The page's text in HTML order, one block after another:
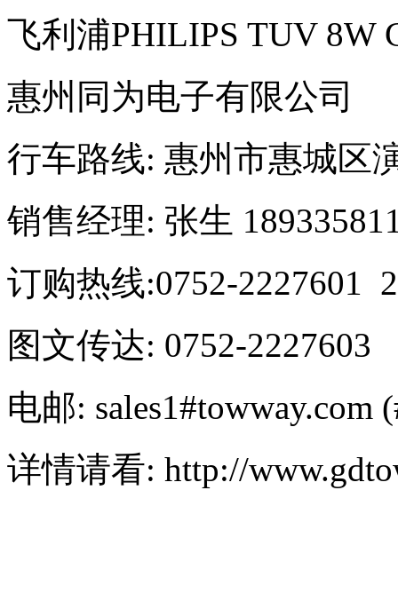
飞利浦PHILIPS TUV 8W
惠州同为电子有限公司
行车路线: 惠州市惠城区
销售经理: 张生
订购热线:0752-2227601
图文传达: 0752-2227603
电邮: sales1#towway.com
详情请看: http://